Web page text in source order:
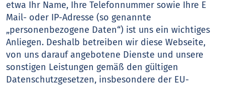
etwa Ihr Name, Ihre Telefonnummer sowie Ihre E
Mail- oder IP-Adresse (so genannte
„personenbezogene Daten“) ist uns ein wichtiges
Anliegen. Deshalb betreiben wir diese Webseite,
von uns darauf angebotene Dienste und unsere
sonstigen Leistungen gemäß den gültigen
Datenschutzgesetzen, insbesondere der EU-